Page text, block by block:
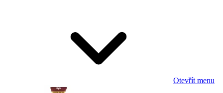
Otevřít menu